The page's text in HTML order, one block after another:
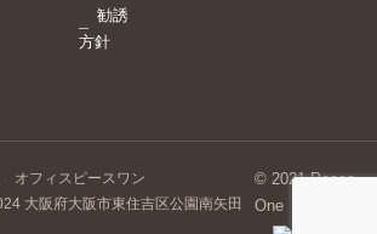
勧誘
方針
オフィスピースワン
大阪府大阪市東住吉区公園南矢田
© 2021 Peace
One